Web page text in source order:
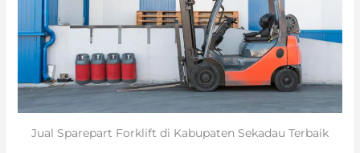
Jual Sparepart Forklift di Kabupaten Sekadau Terbaik